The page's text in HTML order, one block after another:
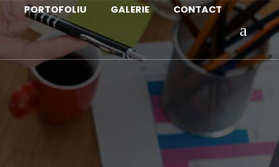
PORTOFOLIU GALERIE CONTACT